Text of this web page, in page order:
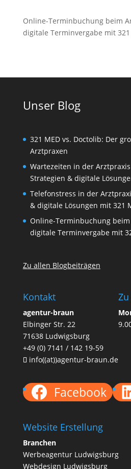
Online-Terminbuchung beim
digitale Terminvergabe mit 321
Unser Blog
321 MED vs. Doctolib: Der
Arztpraxen
Wartezeiten in der
Strategien & digitale
Telefonstress in der
& digitale Lösungen mit 321
Online-Terminbuchung
digitale Terminvergabe mit
Zu allen Blogbeiträgen
Kontakt
agentur-braun
Elbinger Str. 22
71638 Ludwigsburg
+49 (0) 7141 / 142 19-59
info((at))agentur-braun.de
Facebook
Website Erstellung
Branchen
Werbeagentur Ludwigsburg
Webdesign Ludwigsburg